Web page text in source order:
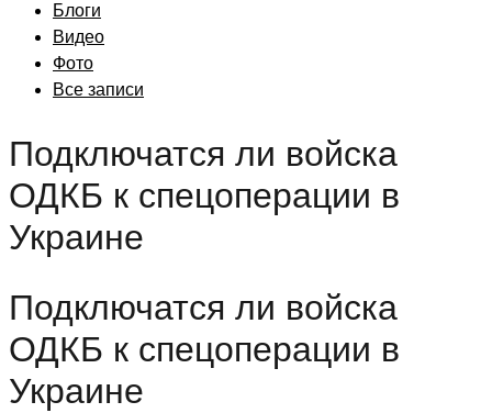
Блоги
Видео
Фото
Все записи
Подключатся ли войска
ОДКБ к спецоперации в
Украине
Подключатся ли войска
ОДКБ к спецоперации в
Украине